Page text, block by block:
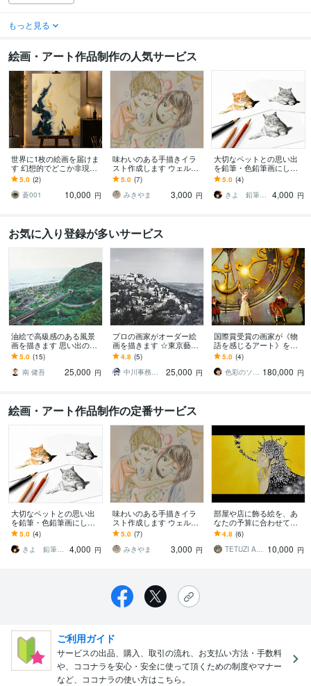
もっと見る
絵画・アート作品制作の人気サービス
世界に1枚の絵画を届けま
す 幻想的でどこか非現実
的な絵画を
5.0 (2)
蒼001
10,000 円
味わいのある手描きイラ
スト作成します ウェルカ
ムボード、似顔絵、イン
テリア等用途に合ったイ
ラスト
5.0 (7)
みきやま
3,000 円
大切なペットとの思い出
を鉛筆・色鉛筆画にしま
す 大切な家族との幸せな
時間を、温もりある作品
として残します
5.0 (4)
きよ 鉛筆･色鉛筆画
4,000 円
お気に入り登録が多いサービス
油絵で高級感のある風景
画を描きます 思い出の地
や好きな風景を残しませ
んか？
5.0 (15)
南 健吾
25,000 円
プロの画家がオーダー絵
画を描きます ☆東京藝術
大学油画科出身の確かな
画力☆
4.8 (5)
中川事務所 モデル・デザイン
25,000 円
国際賞受賞の画家が《物
語を感じるアート》を描
きます ご家族や大切な方
との物語を幻想的絵画と
してお届けします
5.0 (4)
色彩のソムリエ（画家） 180,000 円
絵画・アート作品制作の定番サービス
大切なペットとの思い出
を鉛筆・色鉛筆画にしま
す 大切な家族との幸せな
時間を、温もりある作品
として残します
5.0 (4)
きよ 鉛筆･色鉛筆画
4,000 円
味わいのある手描きイラ
スト作成します ウェルカ
ムボード、似顔絵、イン
テリア等用途に合ったイ
ラスト
5.0 (7)
みきやま
3,000 円
部屋や店に飾る絵を、あ
なたの予算に合わせて描
きます 油絵、水彩、パス
テル、その他の絵は世界
に一つしかない宝物
4.8 (6)
TETUZI ART 10,000 円
ご利用ガイド
サービスの出品、購入、取引の流れ、お支払い方法・手数料
や、ココナラを安心・安全に使って頂くための制度やマナー
など、ココナラの使い方はこちら。